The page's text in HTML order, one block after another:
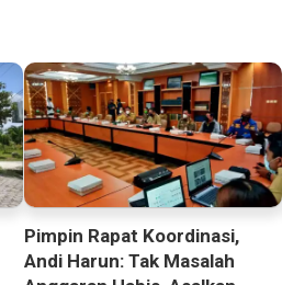
Pimpin Rapat Koordinasi,
Andi Harun: Tak Masalah